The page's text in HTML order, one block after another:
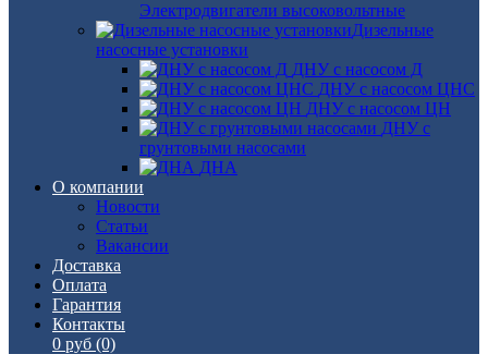
Электродвигатели высоковольтные
Дизельные
насосные установки
ДНУ с насосом Д
ДНУ с насосом ЦНС
ДНУ с насосом ЦН
ДНУ с
грунтовыми насосами
ДНА
О компании
Новости
Статьи
Вакансии
Доставка
Оплата
Гарантия
Контакты
0 руб (0)